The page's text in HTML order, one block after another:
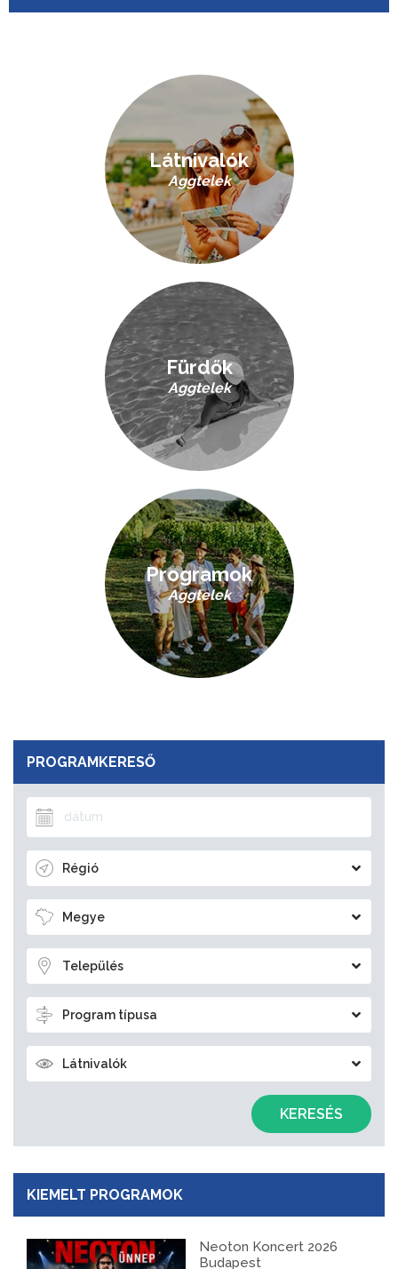
PROGRAMKERESŐ
Régió
Megye
Település
Program típusa
Látnivalók
KERESÉS
KIEMELT PROGRAMOK
Neoton Koncert 2026
Budapest
Látnivalók
Aggtelek
Fürdők
Aggtelek
Programok
Aggtelek